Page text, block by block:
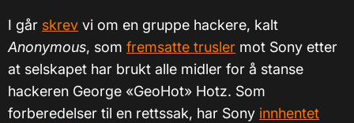
I går skrev vi om en gruppe hackere, kalt
Anonymous, som fremsatte trusler mot Sony etter
at selskapet har brukt alle midler for å stanse
hackeren George «GeoHot» Hotz. Som
forberedelser til en rettssak, har Sony innhentet